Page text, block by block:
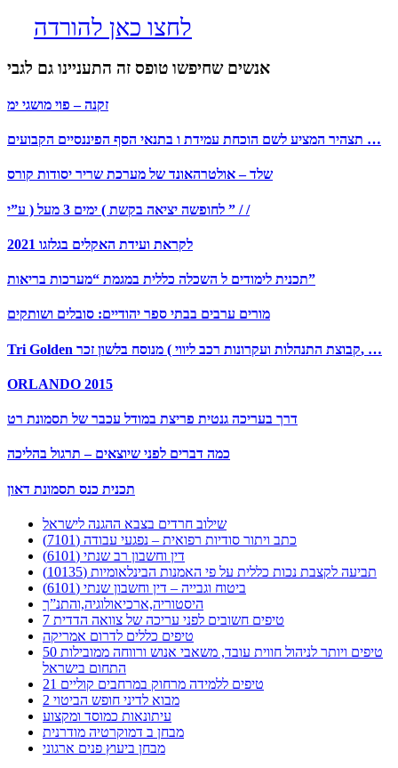
לחצו כאן להורדה
אנשים שחיפשו טופס זה התעניינו גם לגבי
זקנה – פוי מושגי ימ
תצהיר המציע לשם הוכחת עמידת ו בתנאי הסף הפיננסיים הקבועים …
שלד – אולטרהאונד של מערכת שריר יסודות קורס
לחופשה יציאה בקשת ) ימים 3 מעל ( ע”י ” / /
לקראת ועידת האקלים בגלזגו 2021
תכנית לימודים ל השכלה כללית במגמת “מערכות בריאות”
מורים ערבים בבתי ספר יהודיים: סובלים ושותקים
Tri Golden קבוצת התנהלות ועקרונות רכב ליווי ) מנוסח בלשון זכר, …
ORLANDO 2015
דרך בעריכה גנטית פריצת במודל עכבר של תסמונת רט
כמה דברים לפני שיוצאים – תרגול בהליכה
תכנית כנס תסמונת דאון
שילוב חרדים בצבא ההגנה לישראל
כתב ויתור סודיות רפואית – נפגעי עבודה (7101)
דין וחשבון רב שנתי (6101)
תביעה לקצבת נכות כללית על פי האמנות הבינלאומיות (10135)
ביטוח וגבייה – דין וחשבון שנתי (6101)
היסטוריה,ארכיאולוגיה,והתנ”ך
7 טיפים חשובים לפני עריכה של צוואה הדדית
טיפים כללים לדרום אמריקה
50 טיפים ויותר לניהול חווית עובד, משאבי אנוש ורווחה ממובילות
התחום בישראל
21 טיפים ללמידה מרחוק במרחבים קוליים
מבוא לדיני חופש הביטוי 2
עיתונאות כמוסד ומקצוע
מבחן ב דמוקרטיה מודרנית
מבחן ביעוץ פנים ארגוני